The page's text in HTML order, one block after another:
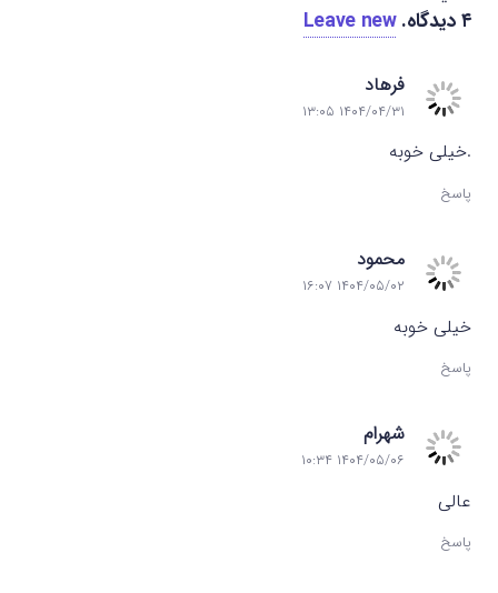
۴دیدگاه.
Leave new
فرهاد
۱۴۰۴/۰۴/۳۱ ۱۳:۰۵
.خیلی خوبه
پاسخ
محمود
۱۴۰۴/۰۵/۰۲ ۱۶:۰۷
خیلی خوبه
پاسخ
شهرام
۱۴۰۴/۰۵/۰۶ ۱۰:۳۴
عالی
پاسخ